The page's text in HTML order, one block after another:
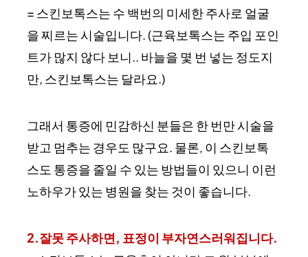
= 스킨보톡스는 수 백번의 미세한 주사로 얼굴
을 찌르는 시술입니다. (근육보톡스는 주입 포인
트가 많지 않다 보니.. 바늘을 몇 번 넣는 정도지
만, 스킨보톡스는 달라요.)
그래서 통증에 민감하신 분들은 한 번만 시술을
받고 멈추는 경우도 많구요. 물론, 이 스킨보톡
스도 통증을 줄일 수 있는 방법들이 있으니 이런
노하우가 있는 병원을 찾는 것이 좋습니다.
2.잘못 주사하면, 표정이 부자연스러워집니다.